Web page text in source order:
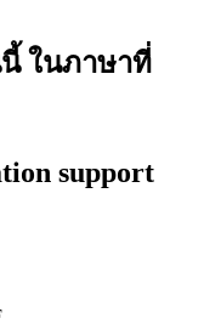
ในภาษาที่
support